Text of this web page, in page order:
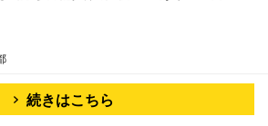
続きはこちら